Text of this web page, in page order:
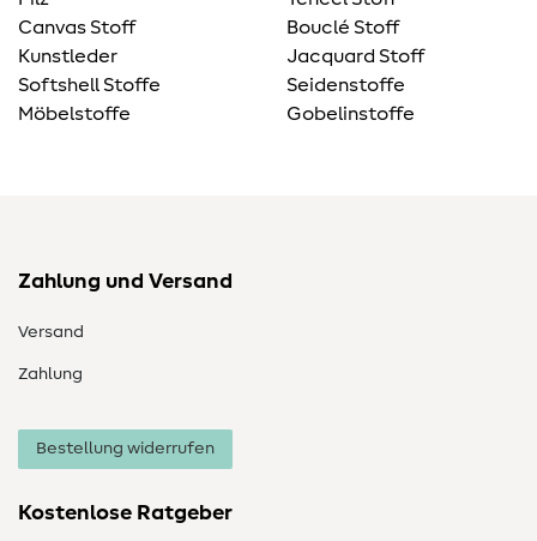
Canvas Stoff
Kunstleder
Softshell Stoffe
Möbelstoffe
Bouclé Stoff
Jacquard Stoff
Seidenstoffe
Gobelinstoffe
Zahlung und Versand
Versand
Zahlung
Bestellung widerrufen
Kostenlose Ratgeber